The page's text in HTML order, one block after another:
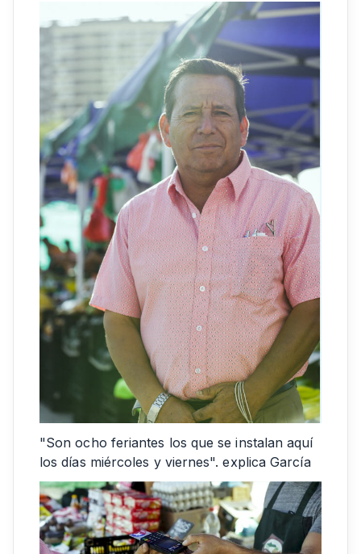
"Son ocho feriantes los que se instalan aquí
los días miércoles y viernes". explica García